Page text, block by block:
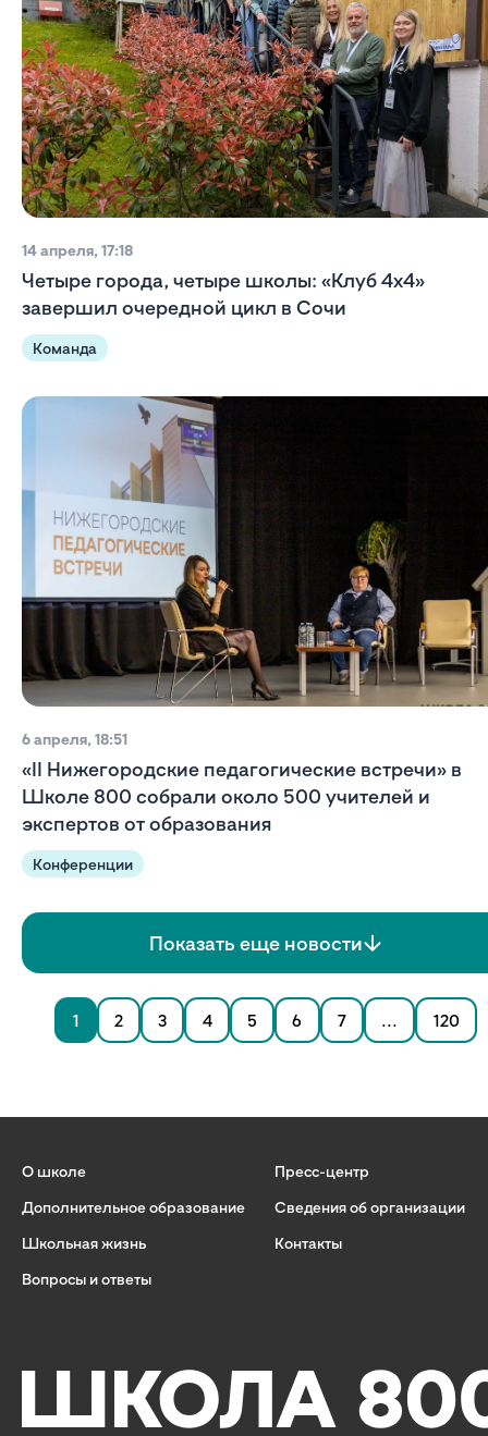
14 апреля, 17:18
Четыре города, четыре школы: «Клуб 4х4»
завершил очередной цикл в Сочи
Команда
6 апреля, 18:51
«II Нижегородские педагогические встречи» в
Школе 800 собрали около 500 учителей и
экспертов от образования
Конференции
Показать еще новости
1 2 3 4 5 6 7 ... 120
О школе
Дополнительное образование
Школьная жизнь
Вопросы и ответы
Пресс-центр
Сведения об организации
Контакты